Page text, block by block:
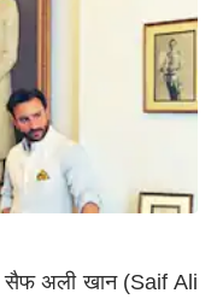
सैफ अली खान (Saif Ali